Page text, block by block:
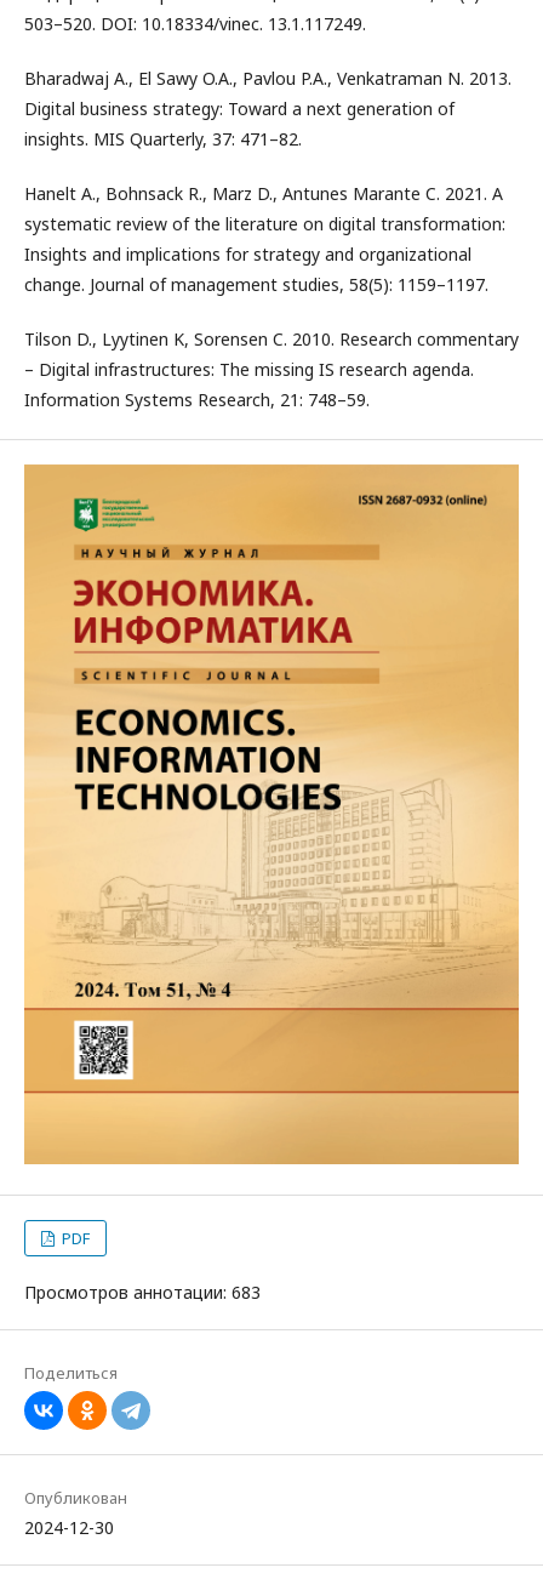
503–520. DOI: 10.18334/vinec. 13.1.117249.
Bharadwaj A., El Sawy O.A., Pavlou P.A., Venkatraman N. 2013.
Digital business strategy: Toward a next generation of
insights. MIS Quarterly, 37: 471–82.
Hanelt A., Bohnsack R., Marz D., Antunes Marante C. 2021. A
systematic review of the literature on digital transformation:
Insights and implications for strategy and organizational
change. Journal of management studies, 58(5): 1159–1197.
Tilson D., Lyytinen K, Sorensen C. 2010. Research commentary
– Digital infrastructures: The missing IS research agenda.
Information Systems Research, 21: 748–59.
PDF
Просмотров аннотации: 683
Поделиться
Опубликован
2024-12-30